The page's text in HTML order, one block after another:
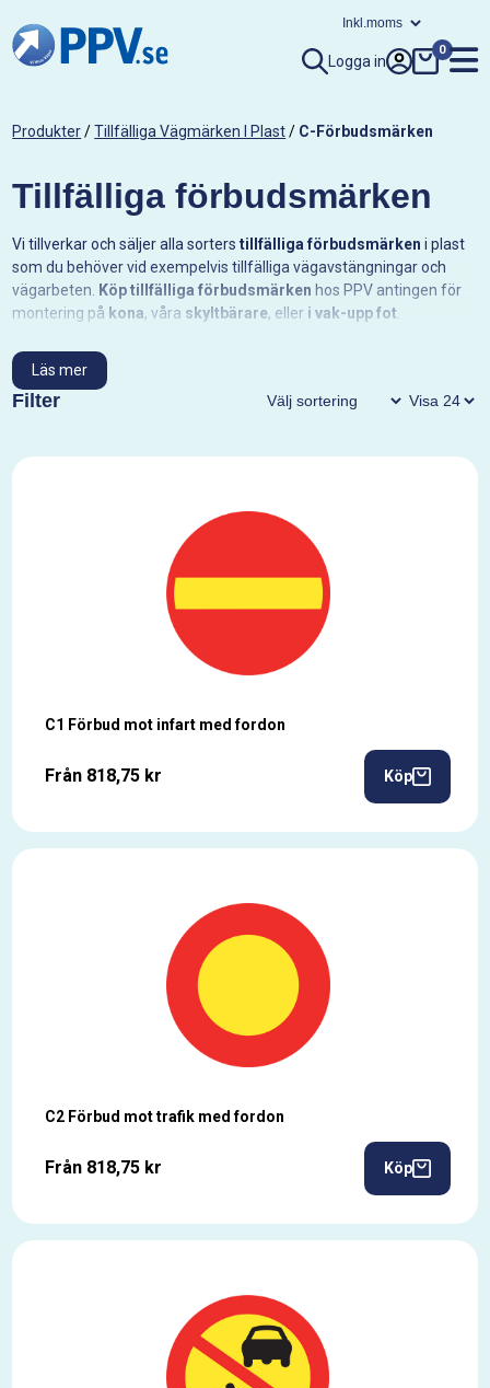
Logga in
0
Produkter/Tillfälliga Vägmärken I Plast/ C-Förbudsmärken
Tillfälliga förbudsmärken
Vi tillverkar och säljer alla sorterstillfälliga förbudsmärken i plast
som du behöver vid exempelvis tillfälliga vägavstängningar och
vägarbeten. Köp tillfälliga förbudsmärken hos PPV antingen för
montering på kona, våra skyltbärare, eller i vak-upp fot
Hur beställer jag?
Beställl direkt i vår webbshop eller kontakta oss via mejl på
Läs mer
Filter
C1 Förbud mot infart med fordon
Från 818,75 kr Köp
C2 Förbud mot trafik med fordon
Från 818,75 kr Köp